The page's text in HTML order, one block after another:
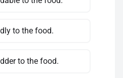
to the food.
to the food.